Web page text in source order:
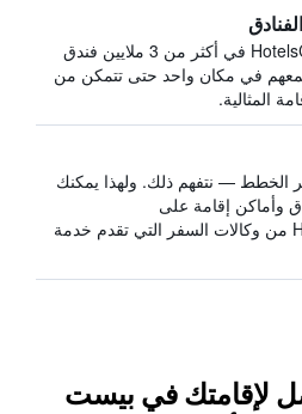
يبحث HotelsCombined في أكثر من 3 ملايين فندق
في مكان واحد حتى تتمكن من
المثالية.
الخطط — نتفهم ذلك. ولهذا يمكنك
وأماكن إقامة على
HotelsCombined من وكالات السفر التي تقدم خدمة
لإقامتك في بيست